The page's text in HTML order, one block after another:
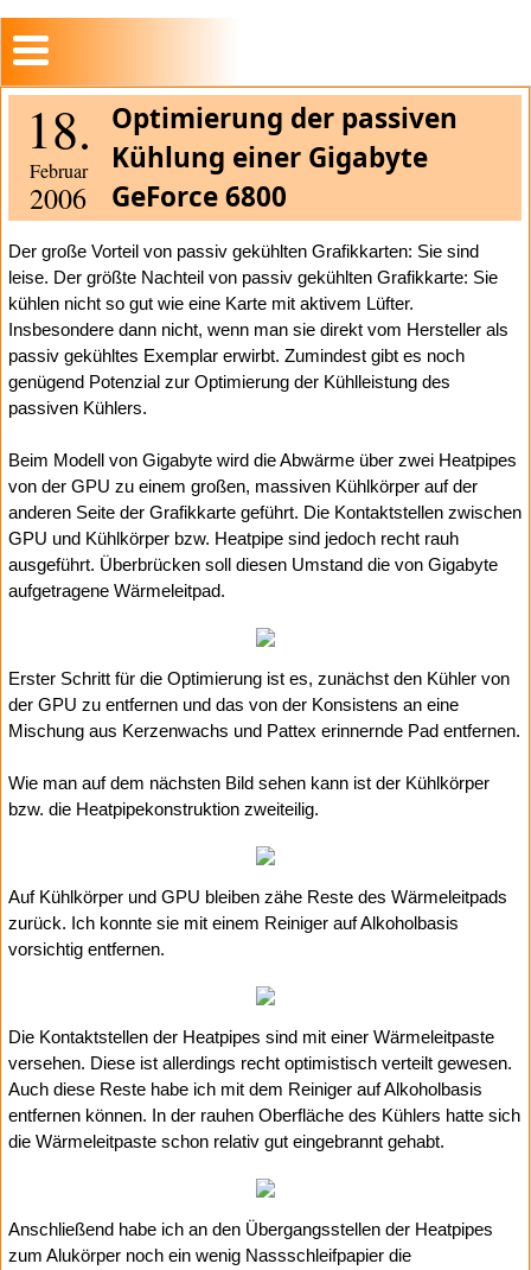
18.
Februar
2006
Optimierung der passiven
Kühlung einer Gigabyte
GeForce 6800
Der große Vorteil von passiv gekühlten Grafikkarten: Sie sind
leise. Der größte Nachteil von passiv gekühlten Grafikkarte: Sie
kühlen nicht so gut wie eine Karte mit aktivem Lüfter.
Insbesondere dann nicht, wenn man sie direkt vom Hersteller als
passiv gekühltes Exemplar erwirbt. Zumindest gibt es noch
genügend Potenzial zur Optimierung der Kühlleistung des
passiven Kühlers.
Beim Modell von Gigabyte wird die Abwärme über zwei Heatpipes
von der GPU zu einem großen, massiven Kühlkörper auf der
anderen Seite der Grafikkarte geführt. Die Kontaktstellen zwischen
GPU und Kühlkörper bzw. Heatpipe sind jedoch recht rauh
ausgeführt. Überbrücken soll diesen Umstand die von Gigabyte
aufgetragene Wärmeleitpad.
Erster Schritt für die Optimierung ist es, zunächst den Kühler von
der GPU zu entfernen und das von der Konsistens an eine
Mischung aus Kerzenwachs und Pattex erinnernde Pad entfernen.
Wie man auf dem nächsten Bild sehen kann ist der Kühlkörper
bzw. die Heatpipekonstruktion zweiteilig.
Auf Kühlkörper und GPU bleiben zähe Reste des Wärmeleitpads
zurück. Ich konnte sie mit einem Reiniger auf Alkoholbasis
vorsichtig entfernen.
Die Kontaktstellen der Heatpipes sind mit einer Wärmeleitpaste
versehen. Diese ist allerdings recht optimistisch verteilt gewesen.
Auch diese Reste habe ich mit dem Reiniger auf Alkoholbasis
entfernen können. In der rauhen Oberfläche des Kühlers hatte sich
die Wärmeleitpaste schon relativ gut eingebrannt gehabt.
Anschließend habe ich an den Übergangsstellen der Heatpipes
zum Alukörper noch ein wenig Nassschleifpapier die